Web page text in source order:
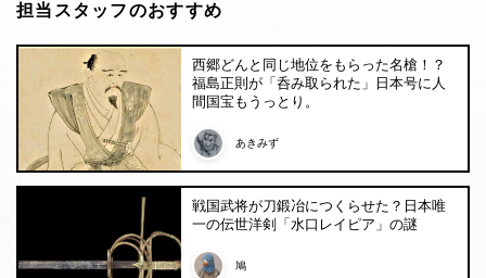
担当スタッフのおすすめ
西郷どんと同じ地位をもらった名槍！？
福島正則が「呑み取られた」日本号に人
間国宝もうっとり。
あきみず
戦国武将が刀鍛冶につくらせた？日本唯
一の伝世洋剣「水口レイピア」の謎
鳩